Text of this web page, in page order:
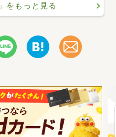
」をもっと見る